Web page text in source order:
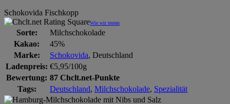
Schokovida Fischkopp
Wie wir testen
Sorte:
Milchschokolade
Kakao:
45%
Marke:
Schokovida, Deutschland
Ladenpreis: €5,95/100g
Bewertung: 87 Chclt.net-Punkte
Tags:
Deutschland, Milchschokolade, Spezialität